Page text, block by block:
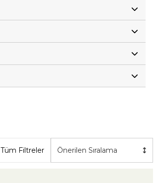
Tüm Filtreler Önerilen Sıralama